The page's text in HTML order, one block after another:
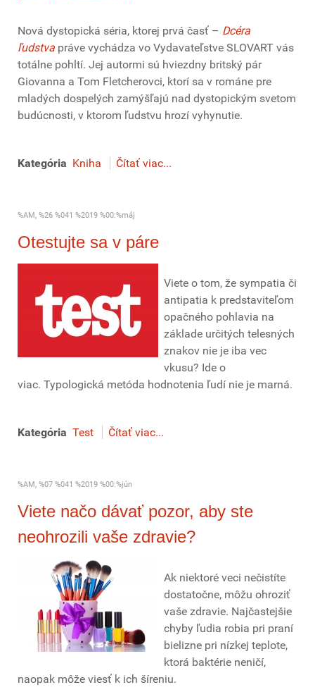
Nová dystopická séria, ktorej prvá časť – Dcéra
ľudstva práve vychádza vo Vydavateľstve SLOVART vás
totálne pohltí. Jej autormi sú hviezdny britský pár
Giovanna a Tom Fletcherovci, ktorí sa v románe pre
mladých dospelých zamýšľajú nad dystopickým svetom
budúcnosti, v ktorom ľudstvu hrozí vyhynutie.
Kategória Kniha Čítať viac...
%AM, %26 %041 %2019 %00:%máj
Otestujte sa v páre
Viete o tom, že sympatia či
antipatia k predstaviteľom
opačného pohlavia na
základe určitých telesných
znakov nie je iba vec
vkusu? Ide o
viac. Typologická metóda hodnotenia ľudí nie je marná.
Kategória Test Čítať viac...
%AM, %07 %041 %2019 %00:%jún
Viete načo dávať pozor, aby ste
neohrozili vaše zdravie?
Ak niektoré veci nečistíte
dostatočne, môžu ohroziť
vaše zdravie. Najčastejšie
chyby ľudia robia pri praní
bielizne pri nízkej teplote,
ktorá baktérie neničí,
naopak môže viesť k ich šíreniu.